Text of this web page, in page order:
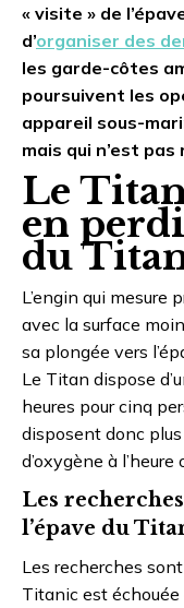
« visite » de
d’organiser des
les garde-côtes
poursuivent les
appareil sous-
mais qui n’est
Le
en
du
L’engin qui mesure
avec la surface
sa plongée vers
Le Titan dispose
heures pour cinq
disposent donc plus
d’oxygène à
Les
l’épave du
Les recherches
Titanic est